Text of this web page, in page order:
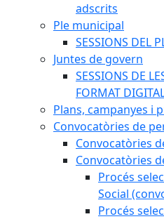
adscrits
Ple municipal
SESSIONS DEL
Juntes de govern
SESSIONS DE
FORMAT
Plans, campanyes i
Convocatòries de
Convocatòries
Convocatòries
Procés
Social
Procés